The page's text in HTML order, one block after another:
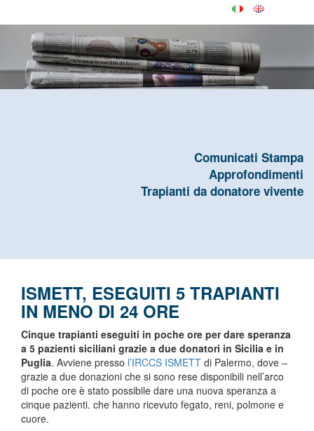
Comunicati Stampa
Approfondimenti
Trapianti da donatore vivente
ISMETT, ESEGUITI 5 TRAPIANTI
IN MENO DI 24 ORE
Cinque trapianti eseguiti in poche ore per dare speranza
a 5 pazienti siciliani grazie a due donatori in Sicilia e in
Puglia. Avviene presso l’IRCCS ISMETT di Palermo, dove –
grazie a due donazioni che si sono rese disponibili nell’arco
di poche ore è stato possibile dare una nuova speranza a
cinque pazienti. che hanno ricevuto fegato, reni, polmone e
cuore.